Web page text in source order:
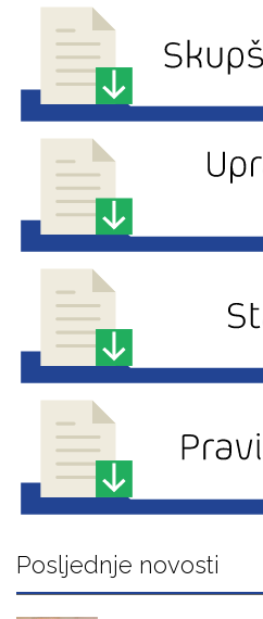
Posljednje novosti